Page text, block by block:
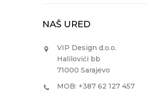
NAŠ URED
VIP Design d.o.o.
Halilovići bb
71000 Sarajevo
MOB: +387 62 127 457